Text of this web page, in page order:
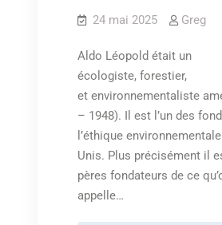
24 mai 2025 Greg
Aldo Léopold était un
écologiste, forestier,
et environnementaliste
– 1948). Il est l’un des
l’éthique
Unis. Plus précisément il
pères fondateurs de ce
appelle…